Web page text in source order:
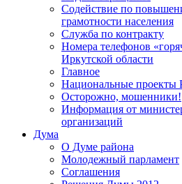
Содействие по
грамотности населения
Служба по контракту
Номера телефонов
Иркутской области
Главное
Национальные проекты
Осторожно, мошенники!
Информация от
организаций
Дума
О Думе района
Молодежный парламент
Соглашения